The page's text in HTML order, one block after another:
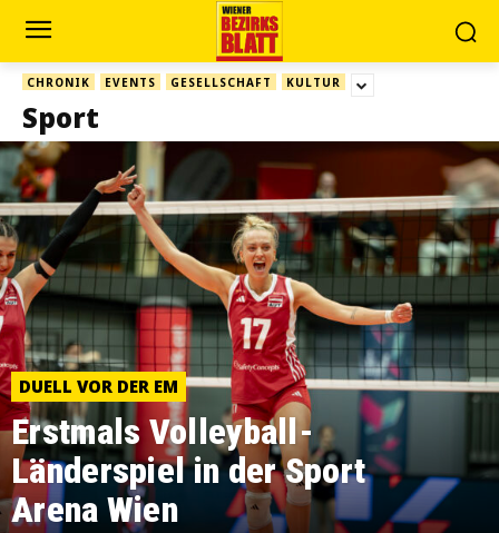
CHRONIK EVENTS GESELLSCHAFT KULTUR
Sport
DUELL VOR DER EM
Erstmals Volleyball-
Länderspiel in der Sport
Arena Wien